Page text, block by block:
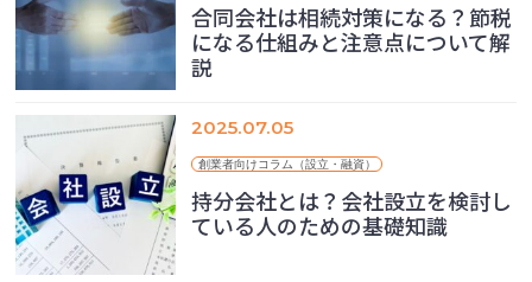
合同会社は相続対策になる？節税
になる仕組みと注意点について解
説
2025.07.05
創業者向けコラム（設立・融資）
持分会社とは？会社設立を検討し
ている人のための基礎知識